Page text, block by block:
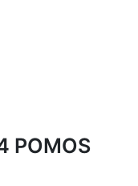
POMOS